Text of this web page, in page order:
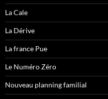
La Cale
La Dérive
La france Pue
Le Numéro Zéro
Nouveau planning familial